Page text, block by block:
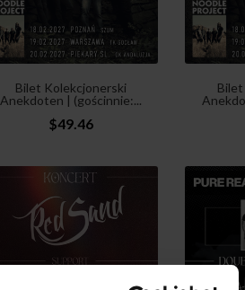
Bilet Kolekcjonerski
Anekdoten | (gościnnie:...
$49.46